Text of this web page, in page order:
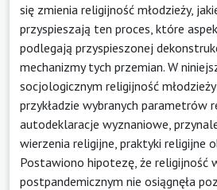
się zmienia religijność młodzieży,
przyspieszają ten proces, które
podlegają przyspieszonej
mechanizmy tych przemian. W
socjologicznym religijność
przykładzie wybranych parametrów
autodeklaracje wyznaniowe,
wierzenia religijne, praktyki religijne
Postawiono hipotezę, że religijność
postpandemicznym nie osiągnęła